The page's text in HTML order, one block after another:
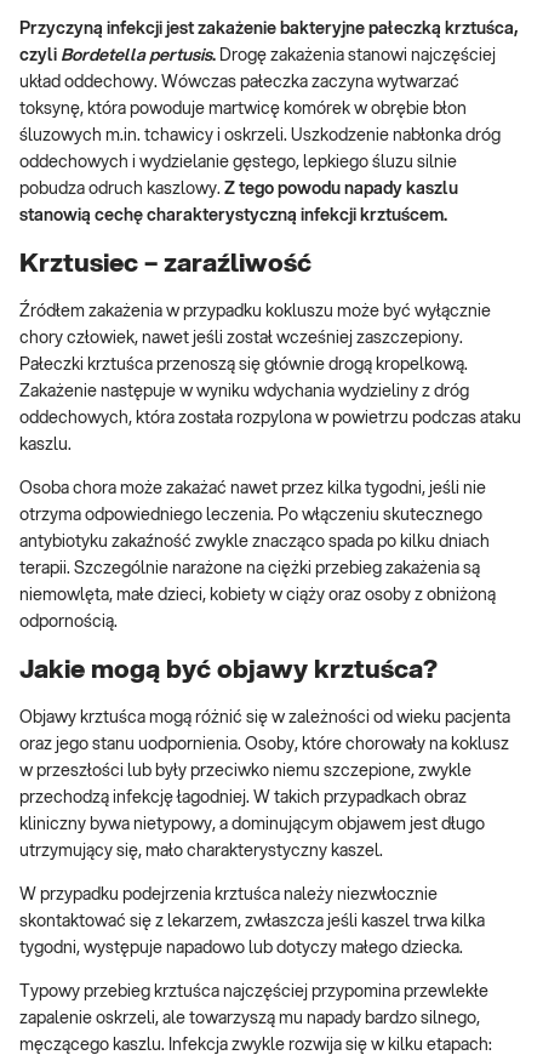
Przyczyną infekcji jest zakażenie bakteryjne pałeczką krztuśca,
czyli Bordetella pertusis. Drogę zakażenia stanowi najczęściej
układ oddechowy. Wówczas pałeczka zaczyna wytwarzać
toksynę, która powoduje martwicę komórek w obrębie błon
śluzowych m.in. tchawicy i oskrzeli. Uszkodzenie nabłonka dróg
oddechowych i wydzielanie gęstego, lepkiego śluzu silnie
pobudza odruch kaszlowy. Z tego powodu napady kaszlu
stanowią cechę charakterystyczną infekcji krztuścem.
Krztusiec – zaraźliwość
Źródłem zakażenia w przypadku kokluszu może być wyłącznie
chory człowiek, nawet jeśli został wcześniej zaszczepiony.
Pałeczki krztuśca przenoszą się głównie drogą kropelkową.
Zakażenie następuje w wyniku wdychania wydzieliny z dróg
oddechowych, która została rozpylona w powietrzu podczas ataku
kaszlu.
Osoba chora może zakażać nawet przez kilka tygodni, jeśli nie
otrzyma odpowiedniego leczenia. Po włączeniu skutecznego
antybiotyku zakaźność zwykle znacząco spada po kilku dniach
terapii. Szczególnie narażone na ciężki przebieg zakażenia są
niemowlęta, małe dzieci, kobiety w ciąży oraz osoby z obniżoną
odpornością.
Jakie mogą być objawy krztuśca?
Objawy krztuśca mogą różnić się w zależności od wieku pacjenta
oraz jego stanu uodpornienia. Osoby, które chorowały na koklusz
w przeszłości lub były przeciwko niemu szczepione, zwykle
przechodzą infekcję łagodniej. W takich przypadkach obraz
kliniczny bywa nietypowy, a dominującym objawem jest długo
utrzymujący się, mało charakterystyczny kaszel.
W przypadku podejrzenia krztuśca należy niezwłocznie
skontaktować się z lekarzem, zwłaszcza jeśli kaszel trwa kilka
tygodni, występuje napadowo lub dotyczy małego dziecka.
Typowy przebieg krztuśca najczęściej przypomina przewlekłe
zapalenie oskrzeli, ale towarzyszą mu napady bardzo silnego,
męczącego kaszlu. Infekcja zwykle rozwija się w kilku etapach: